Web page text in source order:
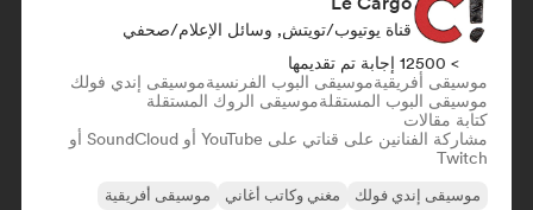
قناة يوتيوب/تويتش, وسائل الإعلام/صحفي
> 12500 إجابة تم تقديمها
موسيقى أفريقيةموسيقى البوب الفرنسيةموسيقى إندي فولك
موسيقى البوب المستقلةموسيقى الروك المستقلة
كتابة مقالات
مشاركة الفنانين على قناتي على YouTube أو SoundCloud أو
Twitch
موسيقى إندي فولك مغني وكاتب أغاني موسيقى أفريقية